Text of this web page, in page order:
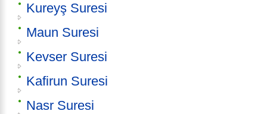
Kureyş Suresi
Maun Suresi
Kevser Suresi
Kafirun Suresi
Nasr Suresi